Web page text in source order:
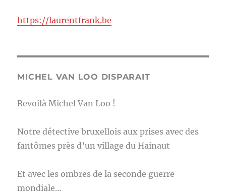
https://laurentfrank.be
MICHEL VAN LOO DISPARAIT
Revoilà Michel Van Loo !
Notre détective bruxellois aux prises avec des
fantômes près d’un village du Hainaut
Et avec les ombres de la seconde guerre
mondiale…